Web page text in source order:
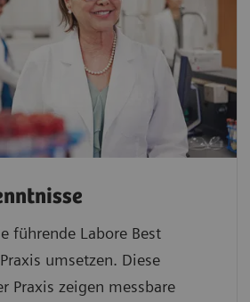
führende Labore Best
umsetzen. Diese
Praxis zeigen messbare